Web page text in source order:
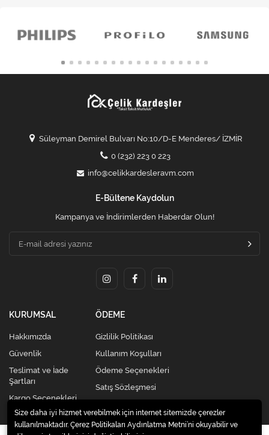
Süleyman Demirel Bulvarı No:10/D-E Menderes/ İZMİR
0 (232) 223 0 223
info@celikkardesleravm.com
E-Bültene Kaydolun
Kampanya ve İndirimlerden Haberdar Olun!
KURUMSAL
Hakkımızda
Güvenlik
Teslimat ve İade
Şartları
Kargo Seçenekleri
ÖDEME
Gizlilik Politikası
Kullanım Koşulları
Ödeme Seçenekleri
Satış Sözleşmesi
Size daha iyi hizmet verebilmek için internet sitemizde çerezler
kullanılmaktadır. Çerez Politikaları Aydınlatma Metni’ni okuyabilir ve